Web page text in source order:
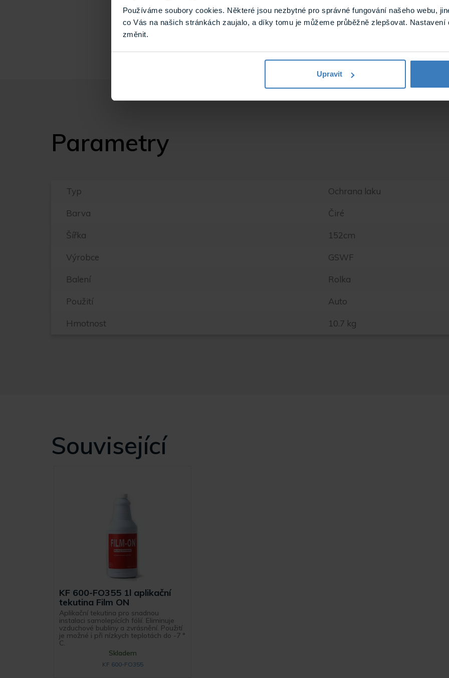
Používáme soubory cookies. Některé jsou nezbytné pro správné fungování našeho webu,
co Vás na našich stránkách zaujalo, a díky tomu je můžeme průběžně zlepšovat.
změnit.
Upravit
nebo na jiné vady související se samotným materiálem. Tato záruka začíná
aplikace ochranné fólie GSWF (jako doklad slouží faktura/doklad z pokladny).
Parametry
Typ Ochrana laku
Barva Čiré
Šířka 152cm
Výrobce GSWF
Balení Rolka
Použití Auto
Hmotnost 10.7 kg
Související
KF 600-FO355 1l aplikační
tekutina Film ON
Aplikační tekutina pro snadnou
instalaci samolepících fólií. Eliminuje
vzduchové bubliny a zvrásnění. Použití
je možné i při nízkych teplotách do -7 °
C.
Skladem
KF 600-FO355